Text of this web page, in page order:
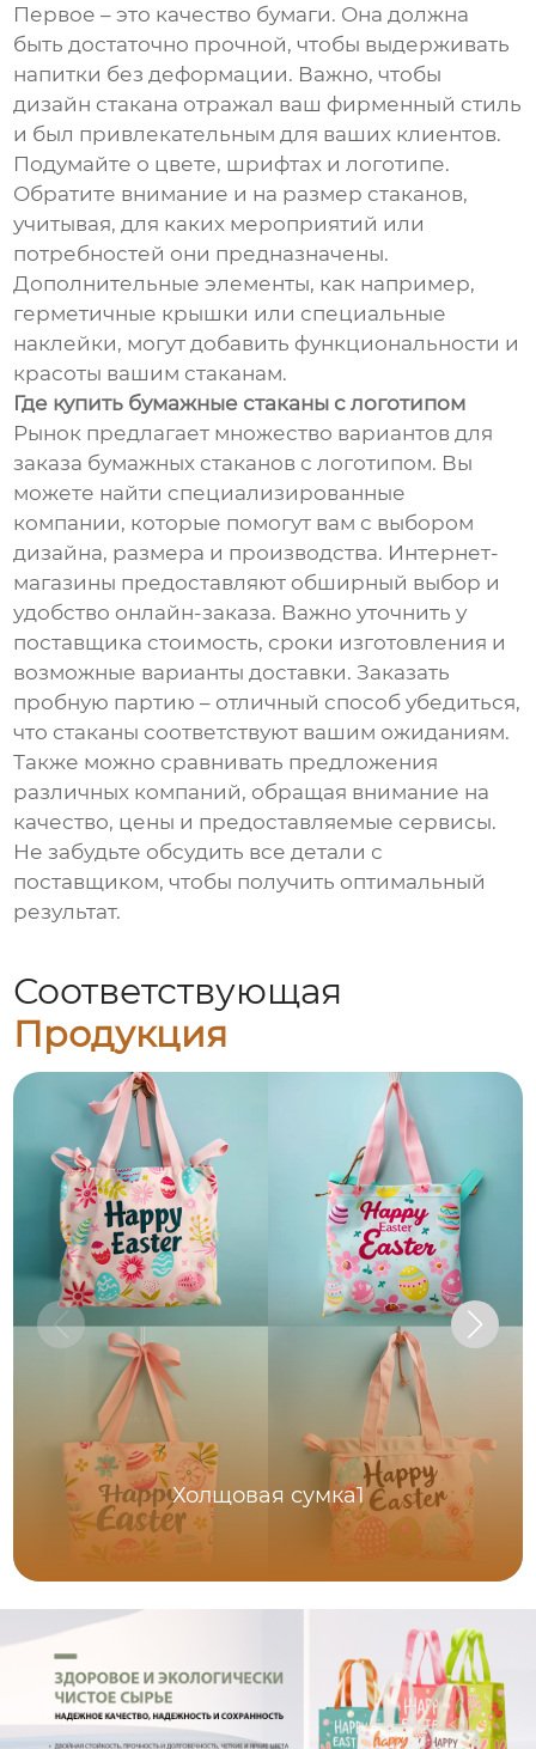
Первое – это качество бумаги. Она должна
быть достаточно прочной, чтобы выдерживать
напитки без деформации. Важно, чтобы
дизайн стакана отражал ваш фирменный стиль
и был привлекательным для ваших клиентов.
Подумайте о цвете, шрифтах и логотипе.
Обратите внимание и на размер стаканов,
учитывая, для каких мероприятий или
потребностей они предназначены.
Дополнительные элементы, как например,
герметичные крышки или специальные
наклейки, могут добавить функциональности и
красоты вашим стаканам.
Где купить бумажные стаканы с логотипом
Рынок предлагает множество вариантов для
заказа бумажных стаканов с логотипом. Вы
можете найти специализированные
компании, которые помогут вам с выбором
дизайна, размера и производства. Интернет-
магазины предоставляют обширный выбор и
удобство онлайн-заказа. Важно уточнить у
поставщика стоимость, сроки изготовления и
возможные варианты доставки. Заказать
пробную партию – отличный способ убедиться,
что стаканы соответствуют вашим ожиданиям.
Также можно сравнивать предложения
различных компаний, обращая внимание на
качество, цены и предоставляемые сервисы.
Не забудьте обсудить все детали с
поставщиком, чтобы получить оптимальный
результат.
Соответствующая
Продукция
Холщовая сумка1